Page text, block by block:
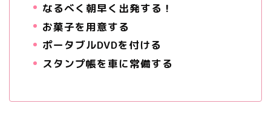
なるべく朝早く出発する！
お菓子を用意する
ポータブルDVDを付ける
スタンプ帳を車に常備する